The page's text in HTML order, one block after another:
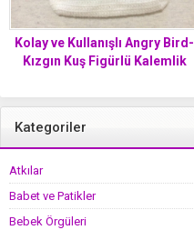
Kolay ve Kullanışlı Angry Bird-
Kızgın Kuş Figürlü Kalemlik
Kategoriler
Atkılar
Babet ve Patikler
Bebek Örgüleri